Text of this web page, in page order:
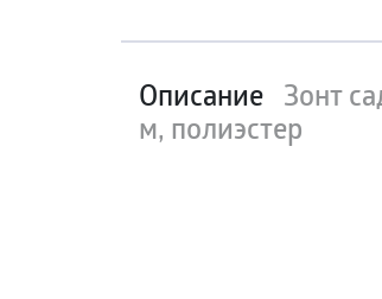
Описание Зонт
м, полиэстер